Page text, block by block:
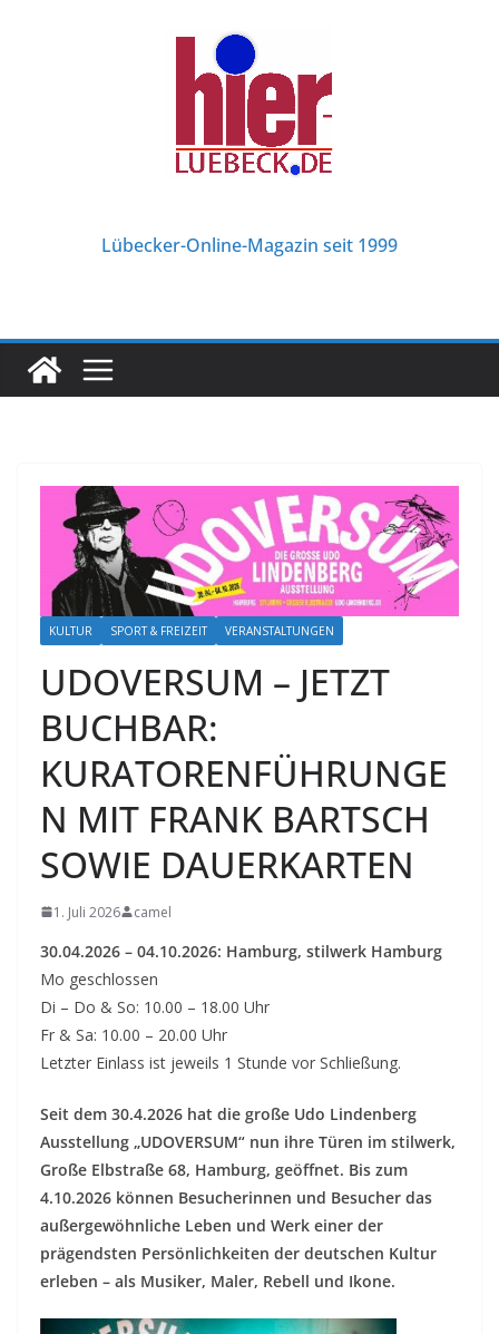
Lübecker-Online-Magazin seit 1999
KULTUR SPORT & FREIZEIT VERANSTALTUNGEN
UDOVERSUM – JETZT
BUCHBAR:
KURATORENFÜHRUNGE
N MIT FRANK BARTSCH
SOWIE DAUERKARTEN
1. Juli 2026 camel
30.04.2026 – 04.10.2026: Hamburg, stilwerk Hamburg
Mo geschlossen
Di – Do & So: 10.00 – 18.00 Uhr
Fr & Sa: 10.00 – 20.00 Uhr
Letzter Einlass ist jeweils 1 Stunde vor Schließung.
Seit dem 30.4.2026 hat die große Udo Lindenberg
Ausstellung „UDOVERSUM“ nun ihre Türen im stilwerk,
Große Elbstraße 68, Hamburg, geöffnet. Bis zum
4.10.2026 können Besucherinnen und Besucher das
außergewöhnliche Leben und Werk einer der
prägendsten Persönlichkeiten der deutschen Kultur
erleben – als Musiker, Maler, Rebell und Ikone.